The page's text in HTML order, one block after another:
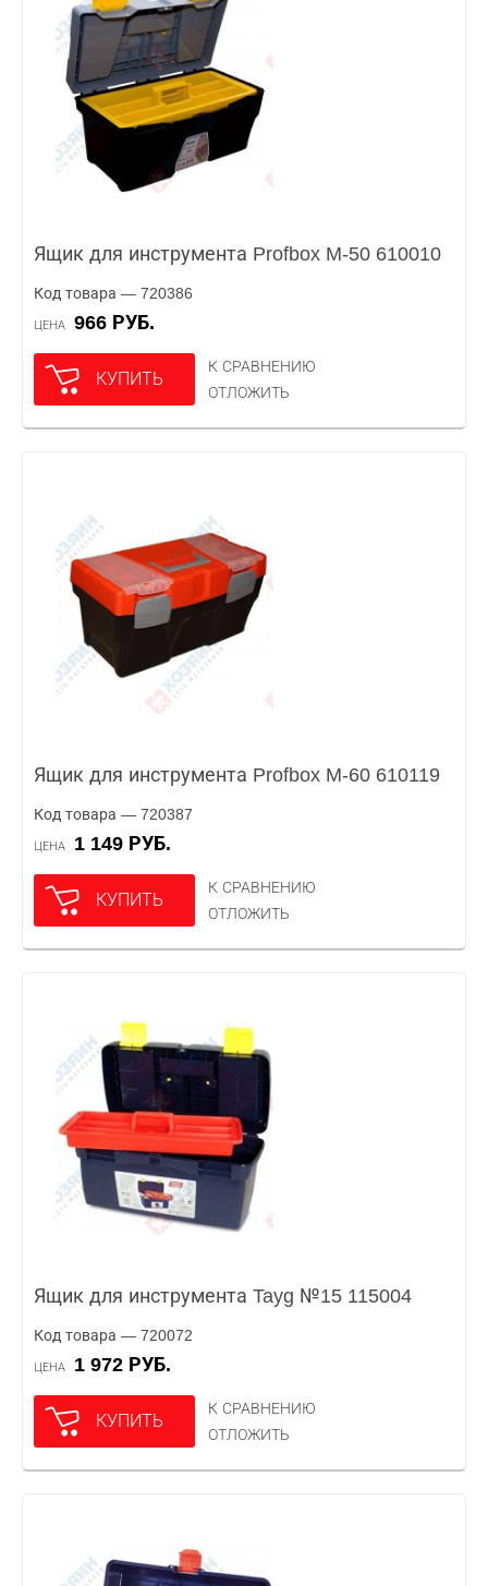
Ящик для инструмента Profbox M-50 610010
Код товара — 720386
ЦЕНА 966 РУБ.
КУПИТЬ
К СРАВНЕНИЮ
ОТЛОЖИТЬ
Ящик для инструмента Profbox M-60 610119
Код товара — 720387
ЦЕНА 1 149 РУБ.
КУПИТЬ
К СРАВНЕНИЮ
ОТЛОЖИТЬ
Ящик для инструмента Tayg №15 115004
Код товара — 720072
ЦЕНА 1 972 РУБ.
КУПИТЬ
К СРАВНЕНИЮ
ОТЛОЖИТЬ